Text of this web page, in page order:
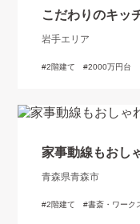
こだわりのキッ
岩手エリア
2階建て 2000万円台
家事動線もおし
青森県青森市
2階建て 書斎・ワーク